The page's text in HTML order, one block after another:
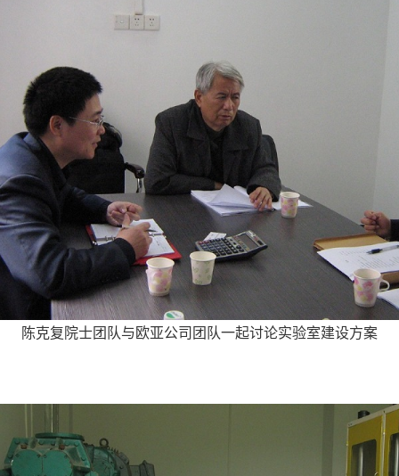
陈克复院士团队与欧亚公司团队一起讨论实验室建设方案